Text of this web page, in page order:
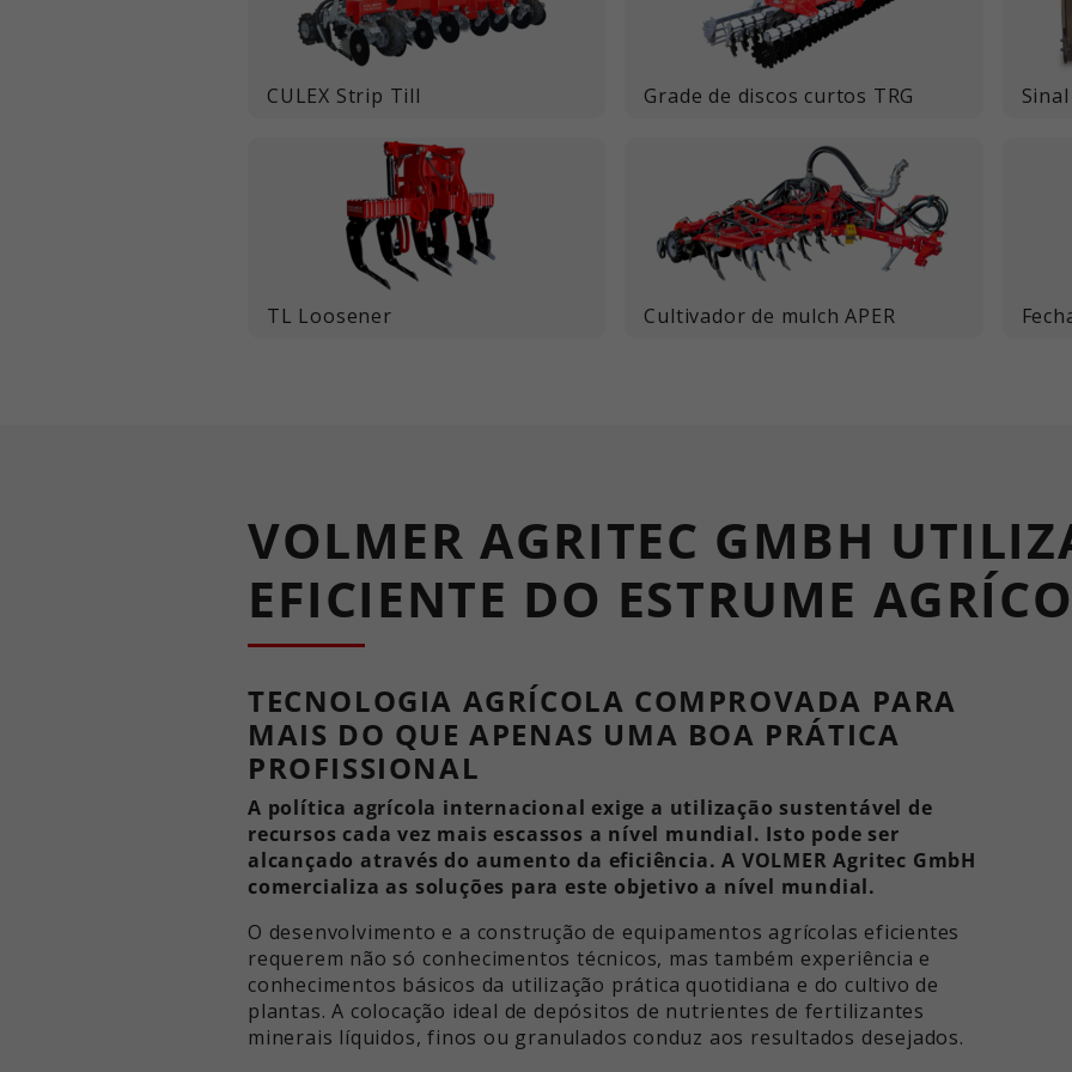
CULEX Strip Till Grade de discos curtos TRG
TL Loosener Cultivador de mulch APER
VOLMER AGRITEC GMBH
EFICIENTE DO ESTRUME
TECNOLOGIA AGRÍCOLA COMPROVADA PARA
MAIS DO QUE APENAS UMA BOA PRÁTICA
PROFISSIONAL
A política agrícola internacional exige a utilização sustentável de
recursos cada vez mais escassos a nível mundial. Isto pode ser
alcançado através do aumento da eficiência. A VOLMER Agritec GmbH
comercializa as soluções para este objetivo a nível mundial.
O desenvolvimento e a construção de equipamentos agrícolas eficientes
requerem não só conhecimentos técnicos, mas também experiência e
conhecimentos básicos da utilização prática quotidiana e do cultivo de
plantas. A colocação ideal de depósitos de nutrientes de fertilizantes
minerais líquidos, finos ou granulados conduz aos resultados desejados.
Este valor guarda as suas definições de
consentimento. Entre outras coisas, um
ID gerado aleatoriamente para o
armazenamento histórico das definições
analítico do sítio Web. Os cookies
armazenam informações de forma
aleatoriamente para identificar visitantes
_ga_xxxxxxxxxx
Google LLC
2 anos